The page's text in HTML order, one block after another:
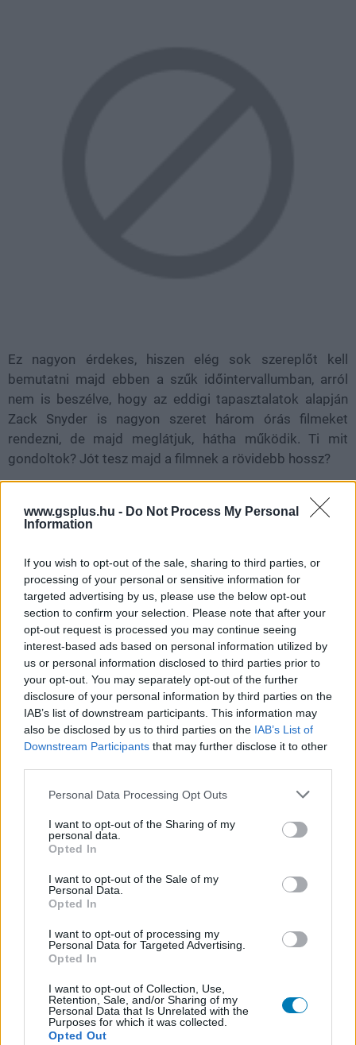
www.gsplus.hu - Do Not Process My Personal
Information
If you wish to opt-out of the sale, sharing to third parties, or
processing of your personal or sensitive information for
targeted advertising by us, please use the below opt-out
section to confirm your selection. Please note that after your
opt-out request is processed you may continue seeing
interest-based ads based on personal information utilized by
us or personal information disclosed to third parties prior to
your opt-out. You may separately opt-out of the further
disclosure of your personal information by third parties on the
IAB’s list of downstream participants. This information may
also be disclosed by us to third parties on the IAB’s List of
Downstream Participants that may further disclose it to other
Please note that this website/app uses one or more Google
not limited to your visit or usage behaviour. You may click to
grant or deny consent to Google and its third-party tags to
use your data for below specified purposes in below Google
consent section.
Personal Data Processing Opt Outs
I want to opt-out of the Sharing of my
personal data.
Opted In
I want to opt-out of the Sale of my
Personal Data.
Opted In
I want to opt-out of processing my
Personal Data for Targeted Advertising.
Opted In
I want to opt-out of Collection, Use,
Retention, Sale, and/or Sharing of my
Personal Data that Is Unrelated with the
Purposes for which it was collected.
Opted Out
Ez nagyon érdekes, hiszen elég sok szereplőt kell
bemutatni majd ebben a szűk időintervallumban, arról
nem is beszélve, hogy az eddigi tapasztalatok alapján
Zack Snyder is nagyon szeret három órás filmeket
rendezni, de majd meglátjuk, hátha működik. Ti mit
gondoltok? Jót tesz majd a filmnek a rövidebb hossz?
SMASH by Meló-Diák: Homok, zene és a nyár legjobb
Július végén folytatódik a balatoni strandröplabda-
sorozat.
Címkék: #warner bros #dc comics
#justice league
#hossz
The Evil Within 2 - PC-n akár
FPS módban is játszhatod
2017 október 22. 11:53